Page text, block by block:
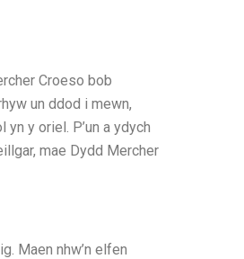
Croeso bob
un ddod i mewn,
y oriel. P’un a ydych
mae Dydd Mercher
Maen nhw’n elfen